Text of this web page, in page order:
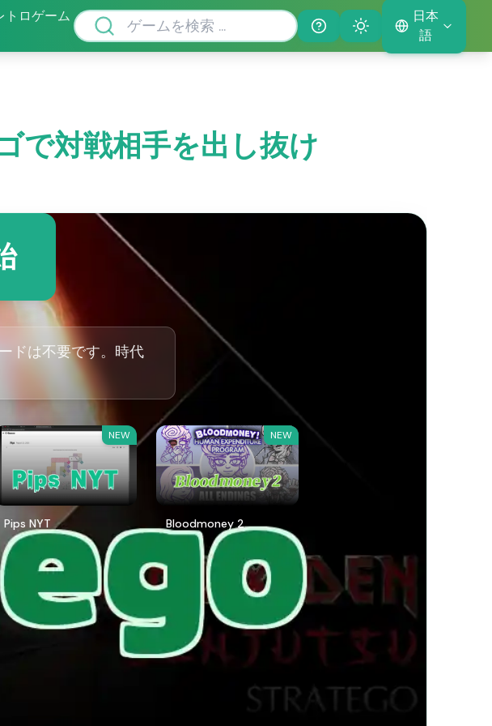
トロゲーム
Help
Theme
日本
語
で対戦相手を出し抜け
ドは不要です。時代
NEW
Pips NYT
NEW
Bloodmoney 2